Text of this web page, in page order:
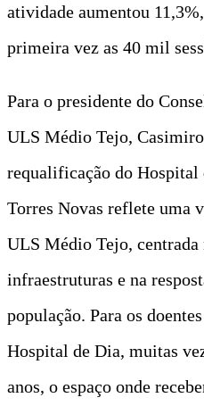
atividade aumentou
primeira vez as 40 mil
Para o presidente do
ULS Médio Tejo,
requalificação do Hospital
Torres Novas reflete uma
ULS Médio Tejo, centrada
infraestruturas e na
população. Para os
Hospital de Dia, muitas
anos, o espaço onde